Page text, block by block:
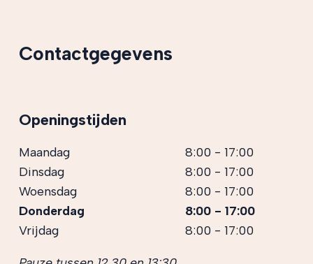
Contactgegevens
Openingstijden
Maandag
Dinsdag
Woensdag
Donderdag
Vrijdag
8:00 - 17:00
8:00 - 17:00
8:00 - 17:00
8:00 - 17:00
8:00 - 17:00